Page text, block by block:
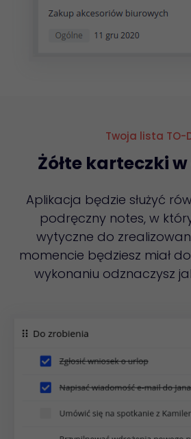
Twoja lista TO-
Żółte karteczki
Aplikacja będzie służyć
podręczny notes, w
wytyczne do
momencie będziesz miał
wykonaniu odznaczysz